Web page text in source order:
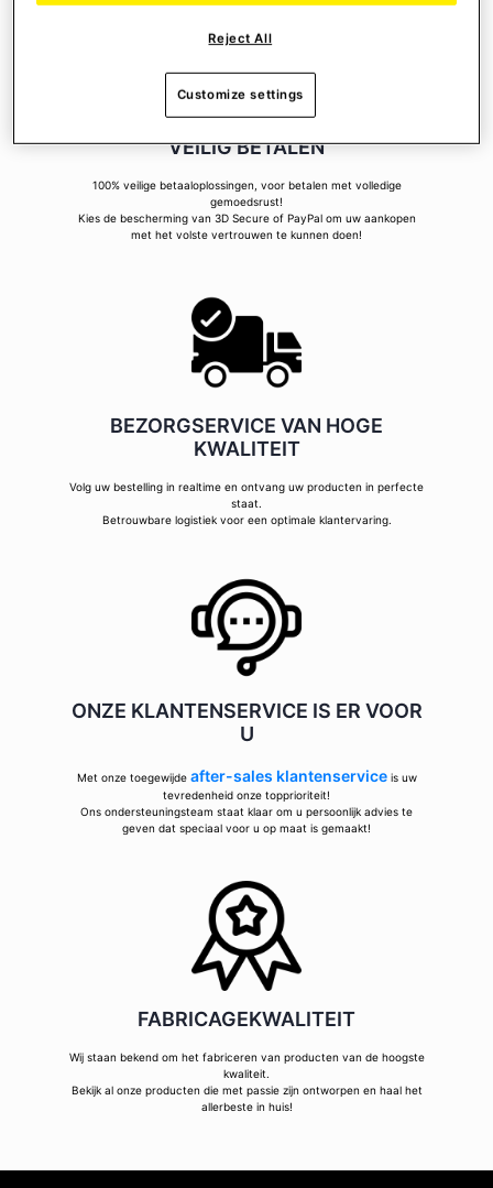
VEILIG BETALEN
100% veilige betaaloplossingen, voor betalen met volledige
gemoedsrust!
Kies de bescherming van 3D Secure of PayPal om uw aankopen
met het volste vertrouwen te kunnen doen!
BEZORGSERVICE VAN HOGE
KWALITEIT
Volg uw bestelling in realtime en ontvang uw producten in perfecte
staat.
Betrouwbare logistiek voor een optimale klantervaring.
ONZE KLANTENSERVICE IS ER VOOR
U
Met onze toegewijde after-sales klantenserviceis uw
tevredenheid onze topprioriteit!
Ons ondersteuningsteam staat klaar om u persoonlijk advies te
geven dat speciaal voor u op maat is gemaakt!
FABRICAGEKWALITEIT
Wij staan bekend om het fabriceren van producten van de hoogste
kwaliteit.
Bekijk al onze producten die met passie zijn ontworpen en haal het
allerbeste in huis!
Reject All
Customize settings